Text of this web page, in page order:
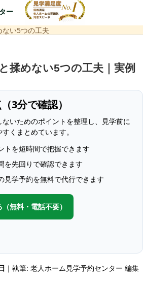
ー
い5つの工夫
揉めない5つの工夫｜実例
3分で確認）
いためのポイントを整理し、見学前に
くまとめています。
トを短時間で把握できます
を先回りで確認できます
見学予約を無料で代行できます
無料・電話不要）
｜執筆: 老人ホーム見学予約センター 編集